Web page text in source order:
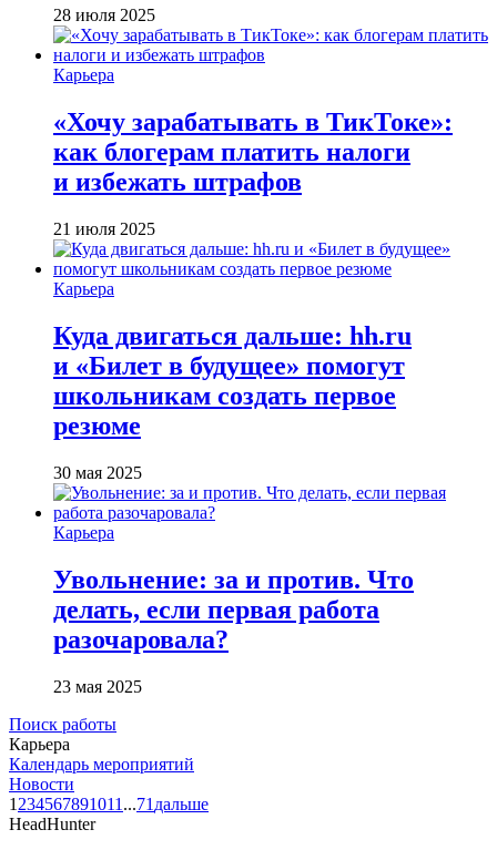
28 июля 2025
Карьера
«Хочу зарабатывать в ТикТоке»:
как блогерам платить налоги
и избежать штрафов
21 июля 2025
Карьера
Куда двигаться дальше: hh.ru
и «Билет в будущее» помогут
школьникам создать первое
резюме
30 мая 2025
Карьера
Увольнение: за и против. Что
делать, если первая работа
разочаровала?
23 мая 2025
Поиск работы
Карьера
Календарь мероприятий
Новости
1 234567891011 ...71 дальше
HeadHunter